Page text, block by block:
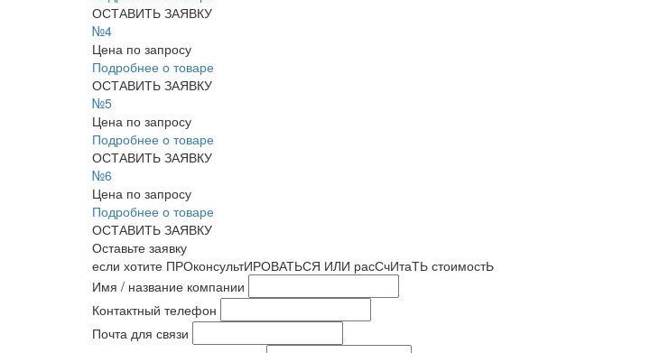
ОСТАВИТЬ ЗАЯВКУ
№4
Цена по запросу
Подробнее о товаре
ОСТАВИТЬ ЗАЯВКУ
№5
Цена по запросу
Подробнее о товаре
ОСТАВИТЬ ЗАЯВКУ
№6
Цена по запросу
Подробнее о товаре
ОСТАВИТЬ ЗАЯВКУ
Оставьте заявку
если хотите ПРОконсультИРОВАТЬСЯ ИЛИ расСчИтаТЬ стоимостЬ
Имя / название компании
Контактный телефон
Почта для связи